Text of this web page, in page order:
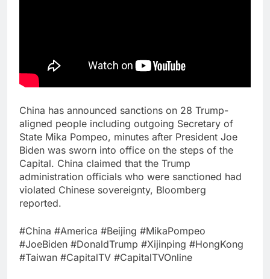
China has announced sanctions on 28 Trump-
aligned people including outgoing Secretary of
State Mika Pompeo, minutes after President Joe
Biden was sworn into office on the steps of the
Capital. China claimed that the Trump
administration officials who were sanctioned had
violated Chinese sovereignty, Bloomberg
reported.
#China #America #Beijing #MikaPompeo
#JoeBiden #DonaldTrump #Xijinping #HongKong
#Taiwan #CapitalTV #CapitalTVOnline